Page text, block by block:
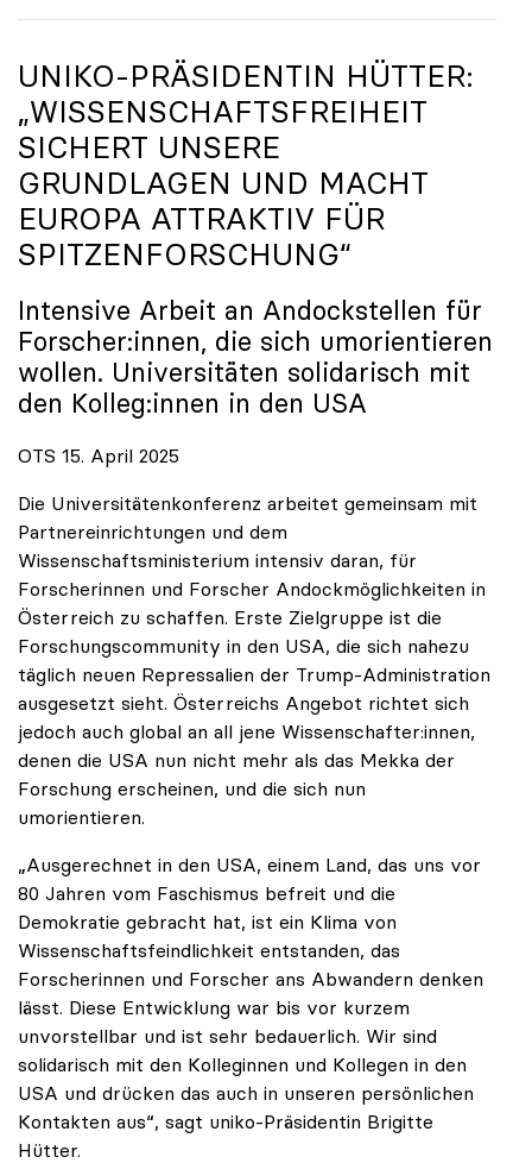
UNIKO-PRÄSIDENTIN HÜTTER:
„WISSENSCHAFTSFREIHEIT
SICHERT UNSERE
GRUNDLAGEN UND MACHT
EUROPA ATTRAKTIV FÜR
SPITZENFORSCHUNG“
Intensive Arbeit an Andockstellen für
Forscher:innen, die sich umorientieren
wollen. Universitäten solidarisch mit
den Kolleg:innen in den USA
OTS 15. April 2025
Die Universitätenkonferenz arbeitet gemeinsam mit
Partnereinrichtungen und dem
Wissenschaftsministerium intensiv daran, für
Forscherinnen und Forscher Andockmöglichkeiten in
Österreich zu schaffen. Erste Zielgruppe ist die
Forschungscommunity in den USA, die sich nahezu
täglich neuen Repressalien der Trump-Administration
ausgesetzt sieht. Österreichs Angebot richtet sich
jedoch auch global an all jene Wissenschafter:innen,
denen die USA nun nicht mehr als das Mekka der
Forschung erscheinen, und die sich nun
umorientieren.
„Ausgerechnet in den USA, einem Land, das uns vor
80 Jahren vom Faschismus befreit und die
Demokratie gebracht hat, ist ein Klima von
Wissenschaftsfeindlichkeit entstanden, das
Forscherinnen und Forscher ans Abwandern denken
lässt. Diese Entwicklung war bis vor kurzem
unvorstellbar und ist sehr bedauerlich. Wir sind
solidarisch mit den Kolleginnen und Kollegen in den
USA und drücken das auch in unseren persönlichen
Kontakten aus“, sagt uniko-Präsidentin Brigitte
Hütter.